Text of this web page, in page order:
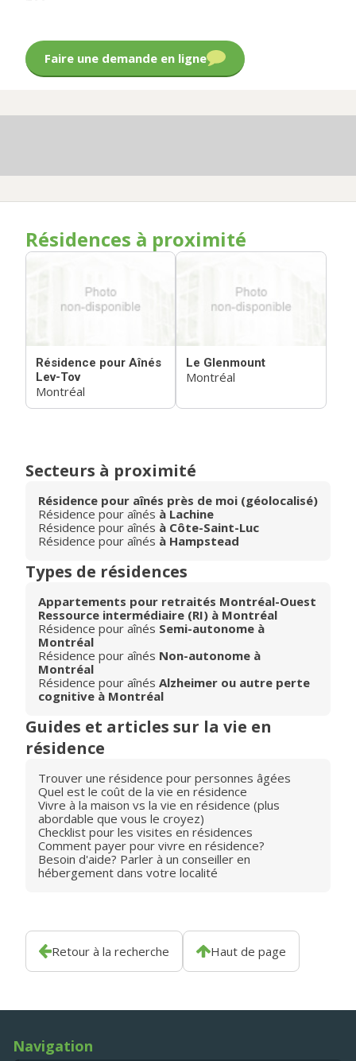
Faire une demande en ligne
Résidences à proximité
Résidence pour Aînés
Lev-Tov
Montréal
Le Glenmount
Montréal
Secteurs à proximité
Résidence pour aînés près de moi (géolocalisé)
Résidence pour aînés à Lachine
Résidence pour aînés à Côte-Saint-Luc
Résidence pour aînés à Hampstead
Types de résidences
Appartements pour retraités Montréal-Ouest
Ressource intermédiaire (RI) à Montréal
Résidence pour aînés Semi-autonome à
Montréal
Résidence pour aînés Non-autonome à
Montréal
Résidence pour aînés Alzheimer ou autre perte
cognitive à Montréal
Guides et articles sur la vie en
résidence
Trouver une résidence pour personnes âgées
Quel est le coût de la vie en résidence
Vivre à la maison vs la vie en résidence (plus
abordable que vous le croyez)
Checklist pour les visites en résidences
Comment payer pour vivre en résidence?
Besoin d'aide? Parler à un conseiller en
hébergement dans votre localité
Retour à la recherche Haut de page
Navigation